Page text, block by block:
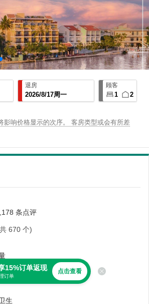
影响价格显示的次序。 客房类型或会有所差
退房
2026/8/17周一
顾客
1 2
条点评
670 个)
生
15%订单返现
订单
点击查看